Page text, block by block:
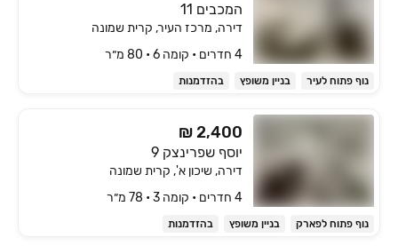
המכבים 11
דירה, מרכז העיר, קרית שמונה
4 חדרים • קומה ‎6‏ • 80 מ״ר
נוף פתוח לעיר בניין משופץ בהזדמנות
₪ 2,400
יוסף שפרינצק 9
דירה, שיכון א', קרית שמונה
4 חדרים • קומה ‎3‏ • 78 מ״ר
נוף פתוח לפארק בניין משופץ בהזדמנות